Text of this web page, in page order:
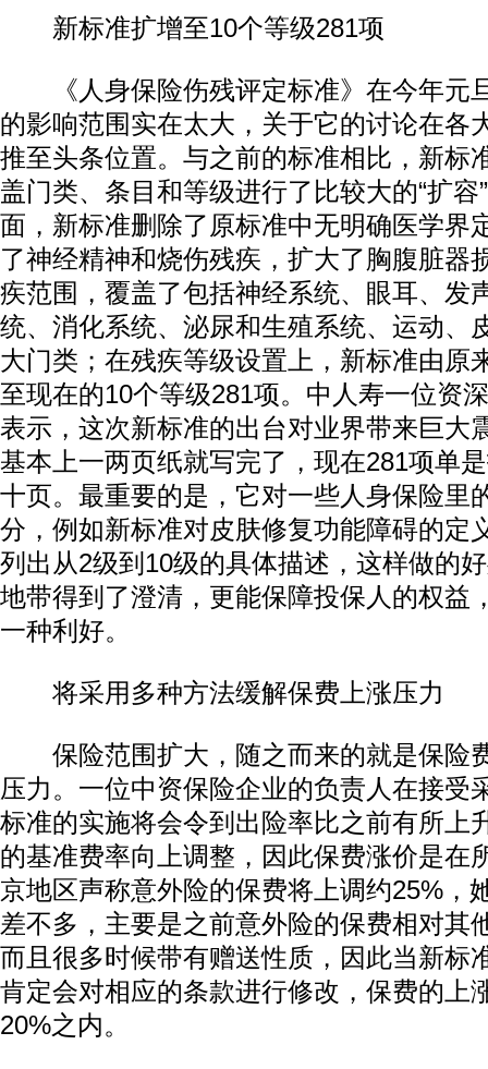
新标准扩增至10个等级281项
《人身保险伤残评定标准》在今年元
的影响范围实在太大，关于它的讨论在各
推至头条位置。与之前的标准相比，新标
盖门类、条目和等级进行了比较大的“扩容
面，新标准删除了原标准中无明确医学界
了神经精神和烧伤残疾，扩大了胸腹脏器
疾范围，覆盖了包括神经系统、眼耳、发
统、消化系统、泌尿和生殖系统、运动、
大门类；在残疾等级设置上，新标准由原
至现在的10个等级281项。中人寿一位资
表示，这次新标准的出台对业界带来巨大
基本上一两页纸就写完了，现在281项单
十页。最重要的是，它对一些人身保险里
分，例如新标准对皮肤修复功能障碍的定
列出从2级到10级的具体描述，这样做的
地带得到了澄清，更能保障投保人的权益
一种利好。
将采用多种方法缓解保费上涨压力
保险范围扩大，随之而来的就是保险
压力。一位中资保险企业的负责人在接受
标准的实施将会令到出险率比之前有所上
的基准费率向上调整，因此保费涨价是在
京地区声称意外险的保费将上调约25%，
差不多，主要是之前意外险的保费相对其
而且很多时候带有赠送性质，因此当新标
肯定会对相应的条款进行修改，保费的上
20%之内。